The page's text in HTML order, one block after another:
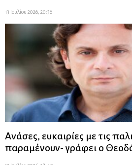
13 Ιουλίου 2026, 20:36
Ανάσες, ευκαιρίες με τις
παραμένουν- γράφει ο